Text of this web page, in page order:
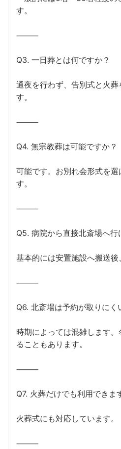
す。
⸻
Q3. 一日葬とは何ですか？
通夜を行わず、告別式と火
す。
⸻
Q4. 無宗教葬は可能ですか？
可能です。お別れ会形式を選
す。
⸻
Q5. 病院から直接北斎場へ行
基本的には安置施設へ搬送後
⸻
Q6. 北斎場は予約が取りにく
時期によっては混雑します
ることもあります。
⸻
Q7. 火葬だけでも利用できま
火葬式にも対応しています。
⸻